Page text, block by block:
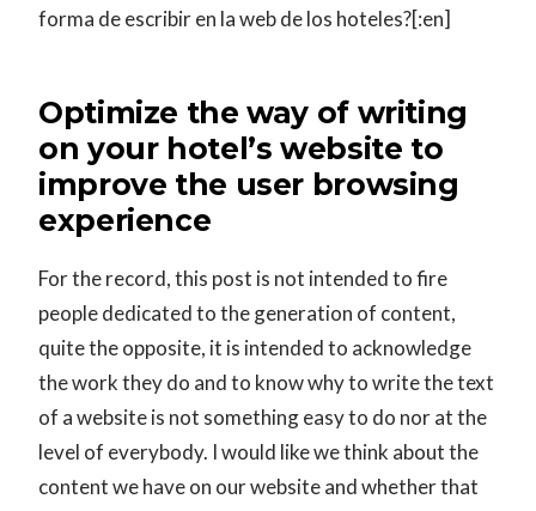
forma de escribir en la web de los hoteles?[:en]
Optimize the way of writing
on your hotel’s website to
improve the user browsing
experience
For the record, this post is not intended to fire
people dedicated to the generation of content,
quite the opposite, it is intended to acknowledge
the work they do and to know why to write the text
of a website is not something easy to do nor at the
level of everybody. I would like we think about the
content we have on our website and whether that